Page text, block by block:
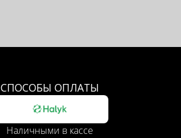
СПОСОБЫ ОПЛАТЫ
Наличными в кассе